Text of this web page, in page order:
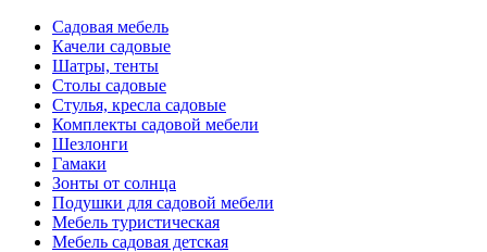
Садовая мебель
Качели садовые
Шатры, тенты
Столы садовые
Стулья, кресла садовые
Комплекты садовой мебели
Шезлонги
Гамаки
Зонты от солнца
Подушки для садовой мебели
Мебель туристическая
Мебель садовая детская